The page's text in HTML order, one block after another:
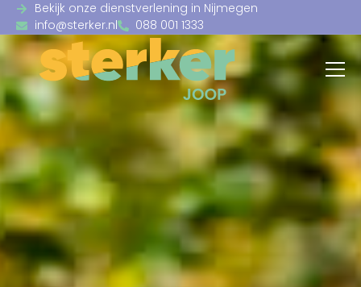
Bekijk onze dienstverlening in Nijmegen
info@sterker.nl
088 001 1333